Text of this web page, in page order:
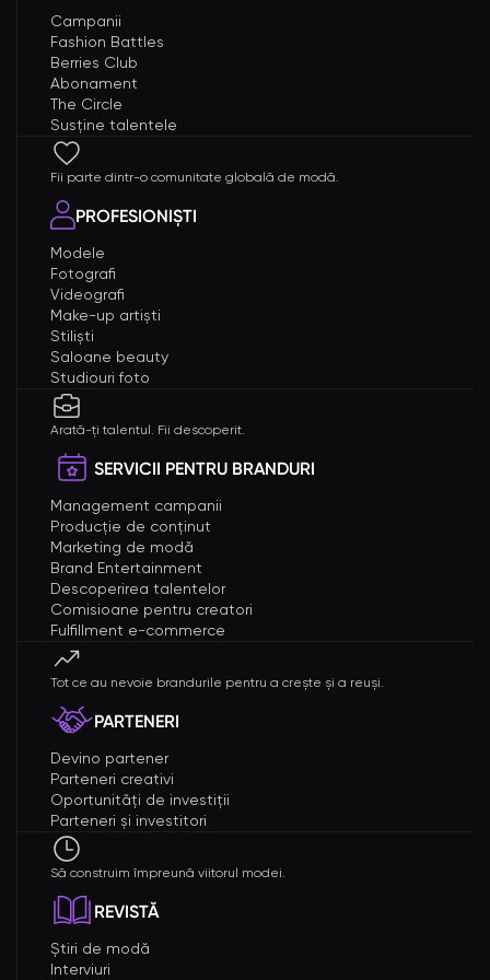
Campanii
Fashion Battles
Berries Club
Abonament
The Circle
Susține talentele
Fii parte dintr-o comunitate globală de modă.
PROFESIONIȘTI
Modele
Fotografi
Videografi
Make-up artiști
Stiliști
Saloane beauty
Studiouri foto
Arată-ți talentul. Fii descoperit.
SERVICII PENTRU BRANDURI
Management campanii
Producție de conținut
Marketing de modă
Brand Entertainment
Descoperirea talentelor
Comisioane pentru creatori
Fulfillment e-commerce
Tot ce au nevoie brandurile pentru a crește și a reuși.
PARTENERI
Devino partener
Parteneri creativi
Oportunități de investiții
Parteneri și investitori
Să construim împreună viitorul modei.
REVISTĂ
Știri de modă
Interviuri